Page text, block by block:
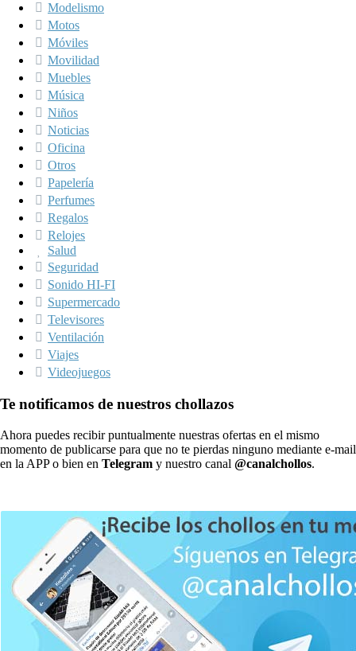
Modelismo
Motos
Móviles
Movilidad
Muebles
Música
Niños
Noticias
Oficina
Otros
Papelería
Perfumes
Regalos
Relojes
Salud
Seguridad
Sonido HI-FI
Supermercado
Televisores
Ventilación
Viajes
Videojuegos
Te notificamos de nuestros chollazos
Ahora puedes recibir puntualmente nuestras ofertas en el mismo
momento de publicarse para que no te pierdas ninguno mediante e-mail
en la APP o bien en Telegram y nuestro canal @canalchollos.